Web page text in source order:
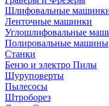
Шлифовальные
Ленточные машинки
Углошлифовальные
Полировальные машины
Станки
Бензо и электро Пилы
Шуруповерты
Пылесосы
Штроборез